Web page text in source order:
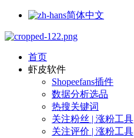
简体中文
首页
虾皮软件
Shopeefans插件
数据分析选品
热搜关键词
关注粉丝 | 涨粉工具
关注评价 | 涨粉工具